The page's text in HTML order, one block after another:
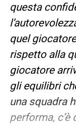
questa
quel
rispetto alla
giocatore
gli equilibri
una squadra
performa,